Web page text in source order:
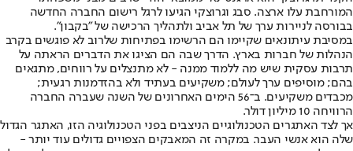
המורחבת עלו ארצה. סבג וגרוצקי הגיעו לרגל רישום החברה החדשה
בבורסה לניירות ערך של תל אביב ולתהליך הרכישה של "בקבון".
במסיבת עיתונאים שקיימו הם הרשימו בפתיחות שלרוב לא פוגשים בקרב
הנהלות של חברות בארץ. הדרך שבה הם הציגו את הדברים הראתה על
תרבות עסקית שיש מה ללמוד ממנה - לא מתנצלים על רווחים, מתגאים
בהם; מוסיפים ערך לעולם; משקיעים בעתיד ולא בהזדמנות רגעית;
מכבדים משקיעים. ב־56 הימים האחרונים של השנה שעברה החברה
הרוויחה 10 מיליון דולר.
אך לצד האתגרים הטכנולוגיים הניצבים בפני הטכנולוגיה הזו, האתגר הגדול
שלה הוא אנשי העבר. במקרה זה המאבקים הצפויים גדולים עוד יותר -